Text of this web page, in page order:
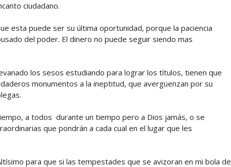
ciudadano.
esta puede ser su última oportunidad, porque la paciencia
del poder. El dinero no puede seguir siendo mas
los sesos estudiando para lograr los títulos, tienen que
monumentos a la ineptitud, que avergüenzan por su
a todos durante un tiempo pero a Dios jamás, o se
que pondrán a cada cual en el lugar que les
para que si las tempestades que se avizoran en mi bola de